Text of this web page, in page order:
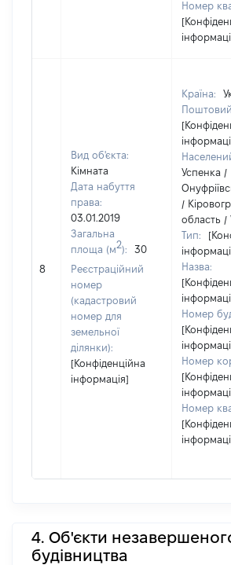
Номер
8
Вид об'єкта:
Кімната
Дата набуття
права:
03.01.2019
Загальна
площа (м2):
30
Реєстраційний
номер
(кадастровий
номер для
земельної
ділянки):
[Конфіденційна
інформація]
Країна:
Поштовий
Успенка /
/
область /
Тип:
Назва:
Номер
Номер
Номер
4. Об'єкти
будівництва